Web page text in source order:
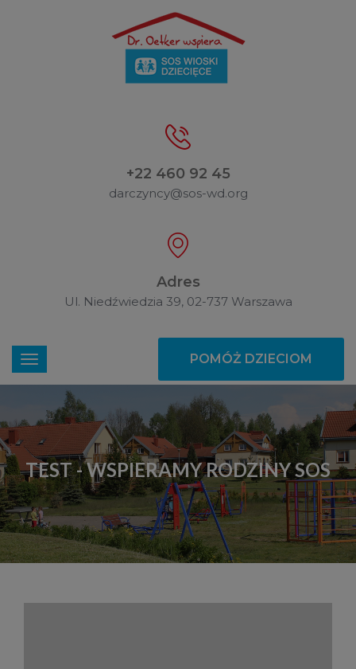
+22 460 92 45
darczyncy@sos-wd.org
Adres
Ul. Niedźwiedzia 39, 02-737 Warszawa
POMÓŻ DZIECIOM
TEST - WSPIERAMY RODZINY SOS